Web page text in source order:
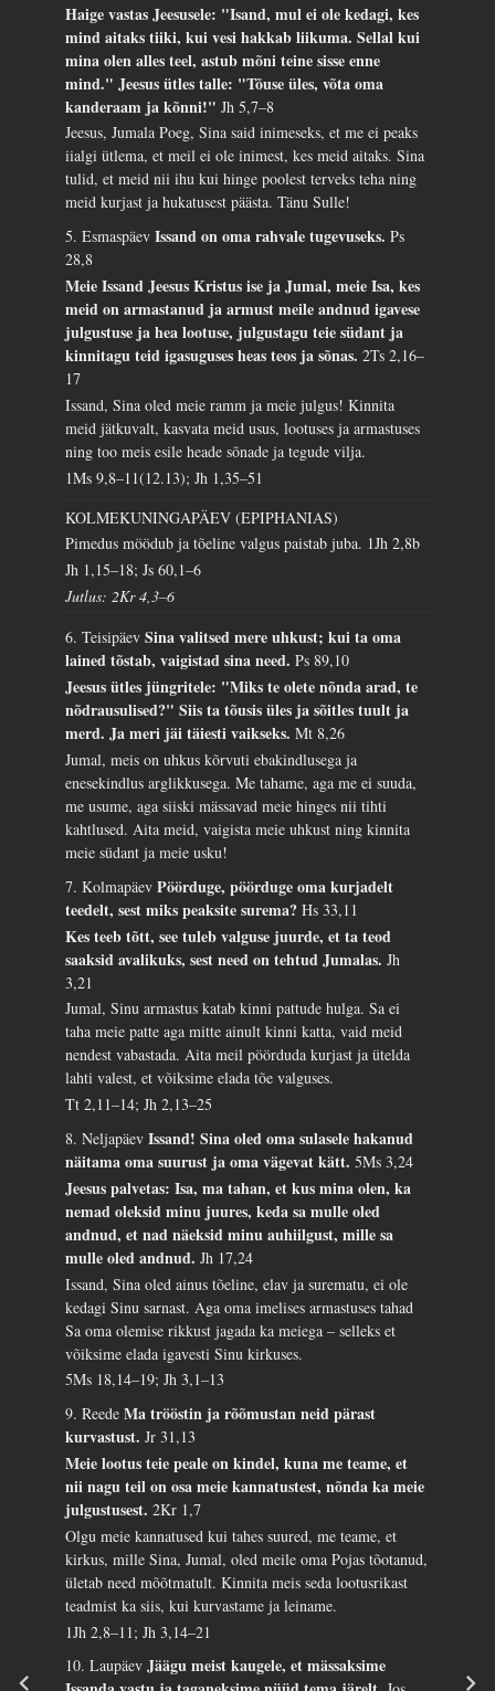
Haige vastas Jeesusele: "Isand, mul ei ole kedagi, kes
mind aitaks tiiki, kui vesi hakkab liikuma. Sellal kui
mina olen alles teel, astub mõni teine sisse enne
mind." Jeesus ütles talle: "Tõuse üles, võta oma
kanderaam ja kõnni!"Jh 5,7–8
Jeesus, Jumala Poeg, Sina said inimeseks, et me ei peaks
iialgi ütlema, et meil ei ole inimest, kes meid aitaks. Sina
tulid, et meid nii ihu kui hinge poolest terveks teha ning
meid kurjast ja hukatusest päästa. Tänu Sulle!
5. EsmaspäevIssand on oma rahvale tugevuseks.Ps
28,8
Meie Issand Jeesus Kristus ise ja Jumal, meie Isa, kes
meid on armastanud ja armust meile andnud igavese
julgustuse ja hea lootuse, julgustagu teie südant ja
kinnitagu teid igasuguses heas teos ja sõnas.2Ts 2,16–
17
Issand, Sina oled meie ramm ja meie julgus! Kinnita
meid jätkuvalt, kasvata meid usus, lootuses ja armastuses
ning too meis esile heade sõnade ja tegude vilja.
1Ms 9,8–11(12.13); Jh 1,35–51
KOLMEKUNINGAPÄEV (EPIPHANIAS)
Pimedus möödub ja tõeline valgus paistab juba. 1Jh 2,8b
Jh 1,15–18; Js 60,1–6
Jutlus: 2Kr 4,3–6
6. TeisipäevSina valitsed mere uhkust; kui ta oma
lained tõstab, vaigistad sina need.Ps 89,10
Jeesus ütles jüngritele: "Miks te olete nõnda arad, te
nõdrausulised?" Siis ta tõusis üles ja sõitles tuult ja
merd. Ja meri jäi täiesti vaikseks.Mt 8,26
Jumal, meis on uhkus kõrvuti ebakindlusega ja
enesekindlus arglikkusega. Me tahame, aga me ei suuda,
me usume, aga siiski mässavad meie hinges nii tihti
kahtlused. Aita meid, vaigista meie uhkust ning kinnita
meie südant ja meie usku!
7. KolmapäevPöörduge, pöörduge oma kurjadelt
teedelt, sest miks peaksite surema?Hs 33,11
Kes teeb tõtt, see tuleb valguse juurde, et ta teod
saaksid avalikuks, sest need on tehtud Jumalas.Jh
3,21
Jumal, Sinu armastus katab kinni pattude hulga. Sa ei
taha meie patte aga mitte ainult kinni katta, vaid meid
nendest vabastada. Aita meil pöörduda kurjast ja ütelda
lahti valest, et võiksime elada tõe valguses.
Tt 2,11–14; Jh 2,13–25
8. NeljapäevIssand! Sina oled oma sulasele hakanud
näitama oma suurust ja oma vägevat kätt.5Ms 3,24
Jeesus palvetas: Isa, ma tahan, et kus mina olen, ka
nemad oleksid minu juures, keda sa mulle oled
andnud, et nad näeksid minu auhiilgust, mille sa
mulle oled andnud.Jh 17,24
Issand, Sina oled ainus tõeline, elav ja surematu, ei ole
kedagi Sinu sarnast. Aga oma imelises armastuses tahad
Sa oma olemise rikkust jagada ka meiega – selleks et
võiksime elada igavesti Sinu kirkuses.
5Ms 18,14–19; Jh 3,1–13
9. ReedeMa trööstin ja rõõmustan neid pärast
kurvastust.Jr 31,13
Meie lootus teie peale on kindel, kuna me teame, et
nii nagu teil on osa meie kannatustest, nõnda ka meie
julgustusest.2Kr 1,7
Olgu meie kannatused kui tahes suured, me teame, et
kirkus, mille Sina, Jumal, oled meile oma Pojas tõotanud,
ületab need mõõtmatult. Kinnita meis seda lootusrikast
teadmist ka siis, kui kurvastame ja leiname.
1Jh 2,8–11; Jh 3,14–21
10. LaupäevJäägu meist kaugele, et mässaksime